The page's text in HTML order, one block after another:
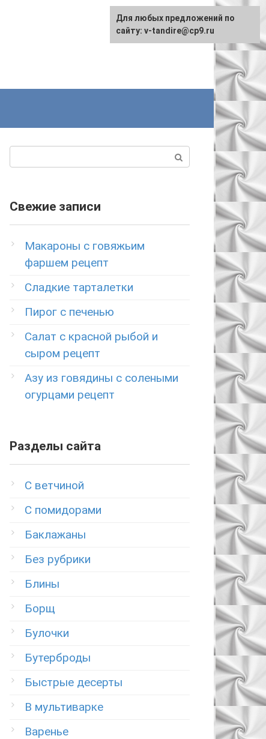
Свежие записи
Макароны с говяжьим
фаршем рецепт
Сладкие тарталетки
Пирог с печенью
Салат с красной рыбой и
сыром рецепт
Азу из говядины с солеными
огурцами рецепт
Разделы сайта
C ветчиной
C помидорами
Баклажаны
Без рубрики
Блины
Борщ
Булочки
Бутерброды
Быстрые десерты
В мультиварке
Варенье
Для любых предложений по
сайту: v-tandire@cp9.ru